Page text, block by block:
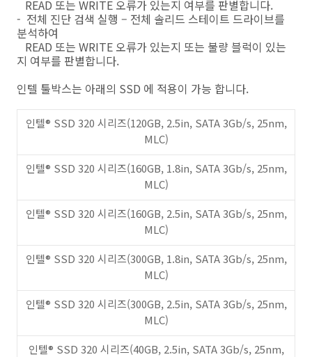
READ 또는 WRITE 오류가 있는지 여부를 판별합니다.
- 전체 진단 검색 실행 – 전체 솔리드 스테이트 드라이브를
분석하여
READ 또는 WRITE 오류가 있는지 또는 불량 블럭이 있는
지 여부를 판별합니다.
인텔 툴박스는 아래의 SSD 에 적용이 가능 합니다.
인텔® SSD 320 시리즈(120GB, 2.5in, SATA 3Gb/s, 25nm,
MLC)
인텔® SSD 320 시리즈(160GB, 1.8in, SATA 3Gb/s, 25nm,
MLC)
인텔® SSD 320 시리즈(160GB, 2.5in, SATA 3Gb/s, 25nm,
MLC)
인텔® SSD 320 시리즈(300GB, 1.8in, SATA 3Gb/s, 25nm,
MLC)
인텔® SSD 320 시리즈(300GB, 2.5in, SATA 3Gb/s, 25nm,
MLC)
인텔® SSD 320 시리즈(40GB, 2.5in, SATA 3Gb/s, 25nm,